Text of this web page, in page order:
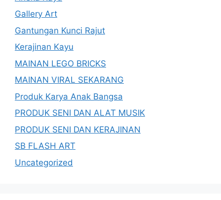
Gallery Art
Gantungan Kunci Rajut
Kerajinan Kayu
MAINAN LEGO BRICKS
MAINAN VIRAL SEKARANG
Produk Karya Anak Bangsa
PRODUK SENI DAN ALAT MUSIK
PRODUK SENI DAN KERAJINAN
SB FLASH ART
Uncategorized